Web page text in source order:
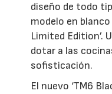
diseño de todo
modelo en blanco
Limited Edition’.
dotar a las
sofisticación.
El nuevo ‘TM6